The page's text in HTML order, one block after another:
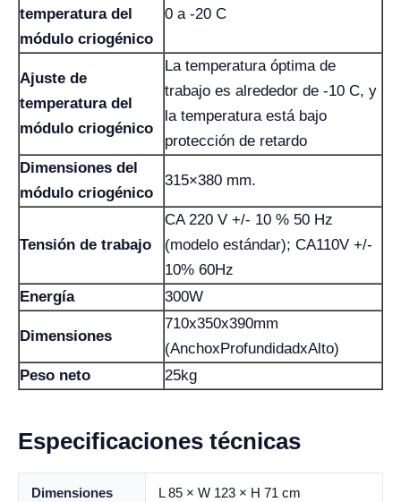
temperatura del
módulo criogénico
0 a -20 C
Ajuste de
temperatura del
módulo criogénico
La temperatura óptima de
trabajo es alrededor de -10 C, y
la temperatura está bajo
protección de retardo
Dimensiones del
módulo criogénico
315×380 mm.
Tensión de trabajo
CA 220 V +/- 10 % 50 Hz
(modelo estándar); CA110V +/-
10% 60Hz
Energía
300W
Dimensiones
710x350x390mm
(AnchoxProfundidadxAlto)
Peso neto
25kg
Especificaciones técnicas
Dimensiones L 85 × W 123 × H 71 cm